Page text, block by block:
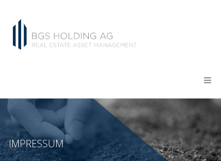
IMPRESSUM